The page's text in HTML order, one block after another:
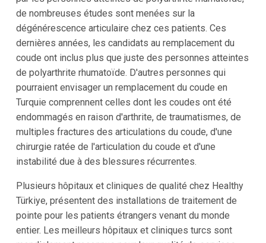
de nombreuses études sont menées sur la
dégénérescence articulaire chez ces patients. Ces
dernières années, les candidats au remplacement du
coude ont inclus plus que juste des personnes atteintes
de polyarthrite rhumatoïde. D'autres personnes qui
pourraient envisager un remplacement du coude en
Turquie comprennent celles dont les coudes ont été
endommagés en raison d'arthrite, de traumatismes, de
multiples fractures des articulations du coude, d'une
chirurgie ratée de l'articulation du coude et d'une
instabilité due à des blessures récurrentes.
Plusieurs hôpitaux et cliniques de qualité chez Healthy
Türkiye, présentent des installations de traitement de
pointe pour les patients étrangers venant du monde
entier. Les meilleurs hôpitaux et cliniques turcs sont